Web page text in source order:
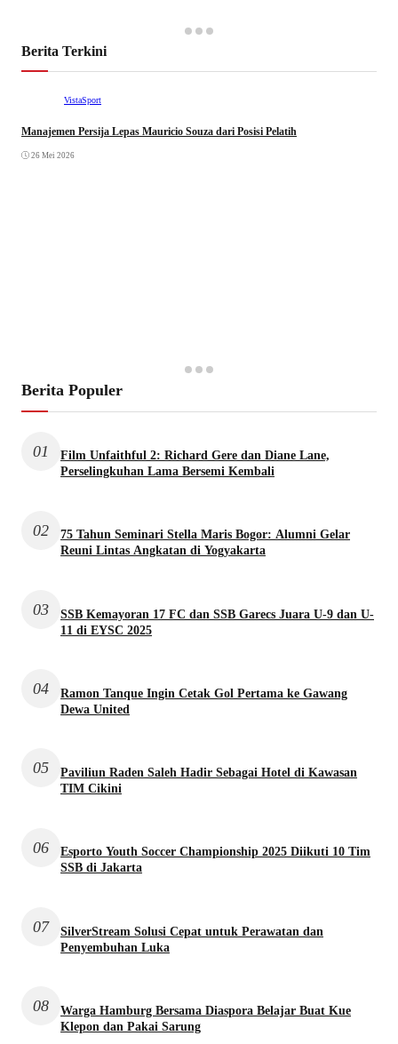
Berita Terkini
VistaSport
Manajemen Persija Lepas Mauricio Souza dari Posisi Pelatih
26 Mei 2026
Berita Populer
01
Film Unfaithful 2: Richard Gere dan Diane Lane,
Perselingkuhan Lama Bersemi Kembali
02
75 Tahun Seminari Stella Maris Bogor: Alumni Gelar
Reuni Lintas Angkatan di Yogyakarta
03
SSB Kemayoran 17 FC dan SSB Garecs Juara U-9 dan U-
11 di EYSC 2025
04
Ramon Tanque Ingin Cetak Gol Pertama ke Gawang
Dewa United
05
Paviliun Raden Saleh Hadir Sebagai Hotel di Kawasan
TIM Cikini
06
Esporto Youth Soccer Championship 2025 Diikuti 10 Tim
SSB di Jakarta
07
SilverStream Solusi Cepat untuk Perawatan dan
Penyembuhan Luka
08
Warga Hamburg Bersama Diaspora Belajar Buat Kue
Klepon dan Pakai Sarung